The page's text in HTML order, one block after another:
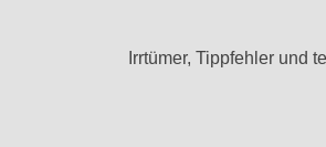
Irrtümer, Tippfehler und